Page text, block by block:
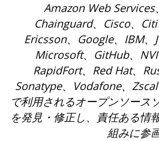
Amazon Web Services
Chainguard、Cisco、Citi
Ericsson、Google、IBM、
Microsoft、GitHub、
RapidFort、Red Hat、
Sonatype、Vodafone、
で利用されるオープンソース
を発見・修正し、責任ある情
組みに参